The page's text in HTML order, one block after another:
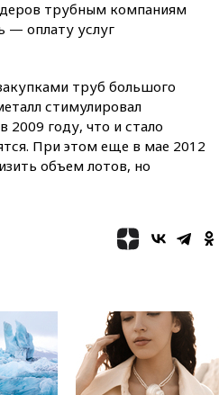
05:30ВМС Испании усилили
присутствие в Сеуте на фоне
В Минстрое сравнили
качество жилья в Нью-Йорке и
России
02:30 Трамп попросил
отпустить его с круглого стола
в Госдепе, чтобы «вести
попытке попасть из Марокко в
Сеуту на параплане
коррупции
вчера, 23:35Лукашенко
объяснил экономическую
выгоду безвизового режима с
ЕС
трубным компаниям
— оплату услуг
труб большого
стимулировал
2009 году, что и стало
При этом еще в мае 2012
объем лотов, но